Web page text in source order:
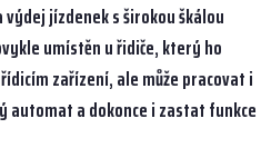
jízdenek s širokou škálou
umístěn u řidiče, který ho
zařízení, ale může pracovat i
a dokonce i zastat funkce